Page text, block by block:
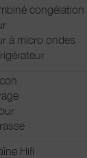
; linge de
congélation
à micro ondes
Hifi